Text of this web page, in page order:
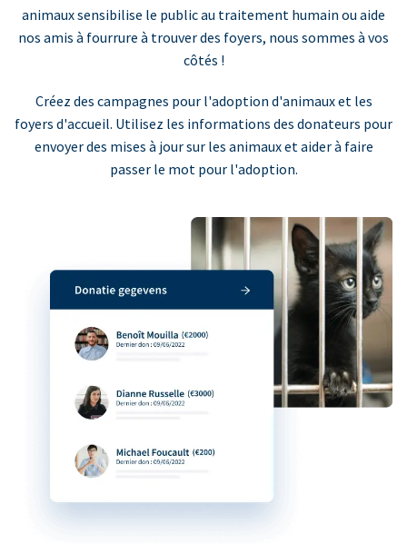
animaux sensibilise le public au traitement humain ou aide
nos amis à fourrure à trouver des foyers, nous sommes à vos
côtés !
Créez des campagnes pour l'adoption d'animaux et les
foyers d'accueil. Utilisez les informations des donateurs pour
envoyer des mises à jour sur les animaux et aider à faire
passer le mot pour l'adoption.